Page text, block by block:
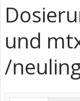
und
/